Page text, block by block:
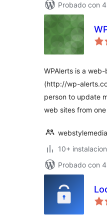
Probado con
WPAlerts is a
(http://wp-
person to update
web sites from
webstylemedia
10+
Probado con